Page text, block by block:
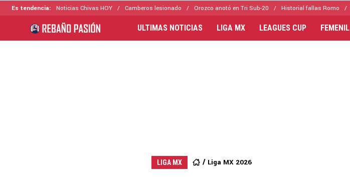
Es tendencia: Noticias Chivas HOY Camberos lesionado Orozco anotó en Tri Sub-20 Historial fallas Romo
ULTIMAS NOTICIAS LIGA MX LEAGUES CUP FEMENIL
LIGA MX Liga MX 2026